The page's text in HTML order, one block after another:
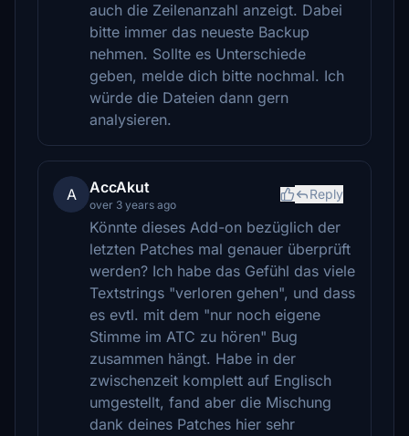
auch die Zeilenanzahl anzeigt. Dabei
bitte immer das neueste Backup
nehmen. Sollte es Unterschiede
geben, melde dich bitte nochmal. Ich
würde die Dateien dann gern
analysieren.
A AccAkut
over 3 years ago
Reply
Könnte dieses Add-on bezüglich der
letzten Patches mal genauer überprüft
werden? Ich habe das Gefühl das viele
Textstrings "verloren gehen", und dass
es evtl. mit dem "nur noch eigene
Stimme im ATC zu hören" Bug
zusammen hängt. Habe in der
zwischenzeit komplett auf Englisch
umgestellt, fand aber die Mischung
dank deines Patches hier sehr